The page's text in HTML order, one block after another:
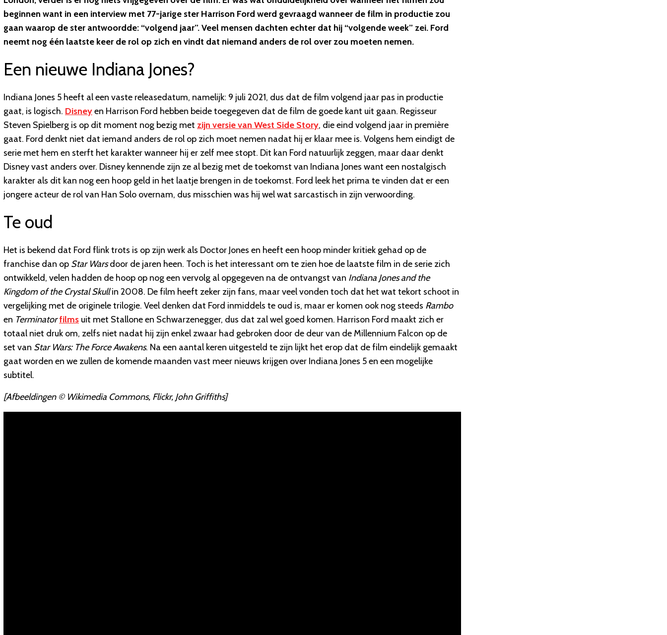
beginnen want in een interview met 77-jarige ster Harrison Ford werd gevraagd wanneer de film in productie zou
gaan waarop de ster antwoordde: “volgend jaar”. Veel mensen dachten echter dat hij “volgende week” zei. Ford
neemt nog één laatste keer de rol op zich en vindt dat niemand anders de rol over zou moeten nemen.
Een nieuwe Indiana Jones?
Indiana Jones 5 heeft al een vaste releasedatum, namelijk: 9 juli 2021, dus dat de film volgend jaar pas in productie
gaat, is logisch. Disneyen Harrison Ford hebben beide toegegeven dat de film de goede kant uit gaan. Regisseur
Steven Spielberg is op dit moment nog bezig met zijn versie van West Side Story, die eind volgend jaar in première
gaat. Ford denkt niet dat iemand anders de rol op zich moet nemen nadat hij er klaar mee is. Volgens hem eindigt de
serie met hem en sterft het karakter wanneer hij er zelf mee stopt. Dit kan Ford natuurlijk zeggen, maar daar denkt
Disney vast anders over. Disney kennende zijn ze al bezig met de toekomst van Indiana Jones want een nostalgisch
karakter als dit kan nog een hoop geld in het laatje brengen in de toekomst. Ford leek het prima te vinden dat er een
jongere acteur de rol van Han Solo overnam, dus misschien was hij wel wat sarcastisch in zijn verwoording.
Te oud
Het is bekend dat Ford flink trots is op zijn werk als Doctor Jones en heeft een hoop minder kritiek gehad op de
franchise dan op Star Warsdoor de jaren heen. Toch is het interessant om te zien hoe de laatste film in de serie zich
ontwikkeld, velen hadden de hoop op nog een vervolg al opgegeven na de ontvangst van Indiana Jones and the
Kingdom of the Crystal Skullin 2008. De film heeft zeker zijn fans, maar veel vonden toch dat het wat tekort schoot in
vergelijking met de originele trilogie. Veel denken dat Ford inmiddels te oud is, maar er komen ook nog steeds Rambo
en Terminatorfilms uit met Stallone en Schwarzenegger, dus dat zal wel goed komen. Harrison Ford maakt zich er
totaal niet druk om, zelfs niet nadat hij zijn enkel zwaar had gebroken door de deur van de Millennium Falcon op de
set van Star Wars: The Force Awakens. Na een aantal keren uitgesteld te zijn lijkt het erop dat de film eindelijk gemaakt
gaat worden en we zullen de komende maanden vast meer nieuws krijgen over Indiana Jones 5 en een mogelijke
subtitel.
[Afbeeldingen ©Wikimedia Commons, Flickr, John Griffiths]